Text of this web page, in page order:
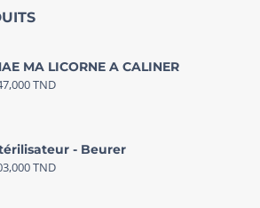
MA LICORNE A CALINER
TND
- Beurer
TND